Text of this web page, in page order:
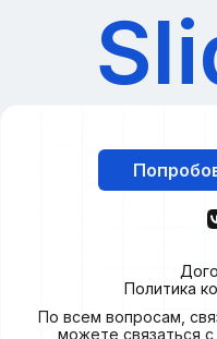
Политика
По всем вопросам,
можете связаться